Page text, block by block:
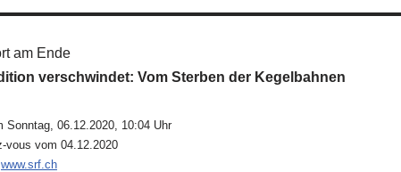
am Ende
verschwindet: Vom Sterben der Kegelbahnen
Sonntag, 06.12.2020, 10:04 Uhr
vous vom 04.12.2020
www.srf.ch